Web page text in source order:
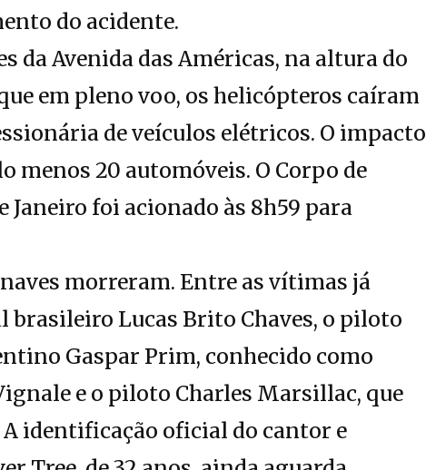
do acidente.
da Avenida das Américas, na altura do
em pleno voo, os helicópteros caíram
de veículos elétricos. O impacto
20 automóveis. O Corpo de
foi acionado às 8h59 para
morreram. Entre as vítimas já
Lucas Brito Chaves, o piloto
Gaspar Prim, conhecido como
e o piloto Charles Marsillac, que
identificação oficial do cantor e